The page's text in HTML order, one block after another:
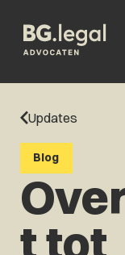
Updates
Blog
t tot